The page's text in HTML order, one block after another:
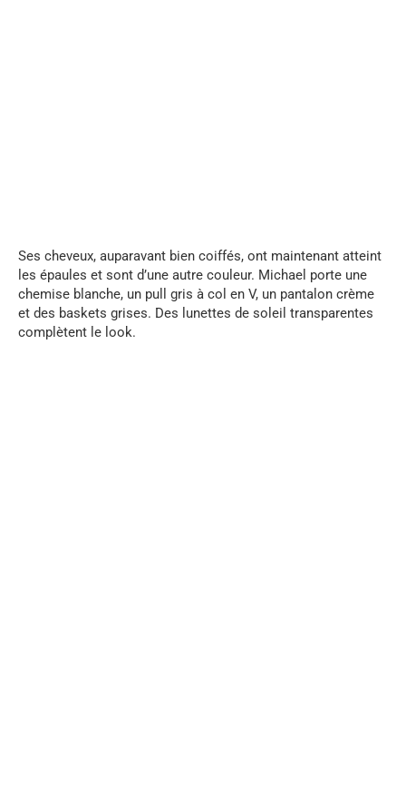
Ses cheveux, auparavant bien coiffés, ont maintenant atteint
les épaules et sont d’une autre couleur. Michael porte une
chemise blanche, un pull gris à col en V, un pantalon crème
et des baskets grises. Des lunettes de soleil transparentes
complètent le look.